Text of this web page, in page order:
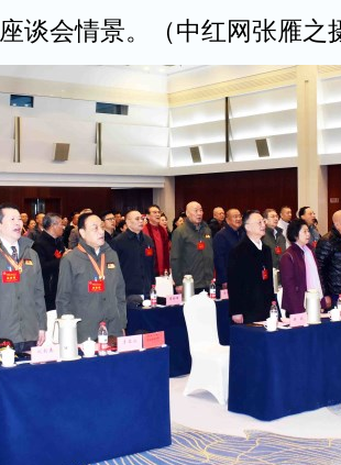
座谈会情景。（中红网张雁之